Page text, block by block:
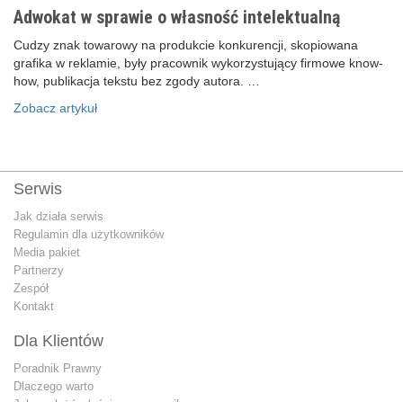
Adwokat w sprawie o własność intelektualną
Cudzy znak towarowy na produkcie konkurencji, skopiowana
grafika w reklamie, były pracownik wykorzystujący firmowe know-
how, publikacja tekstu bez zgody autora. …
Zobacz artykuł
Serwis
Jak działa serwis
Regulamin dla użytkowników
Media pakiet
Partnerzy
Zespół
Kontakt
Dla Klientów
Poradnik Prawny
Dlaczego warto